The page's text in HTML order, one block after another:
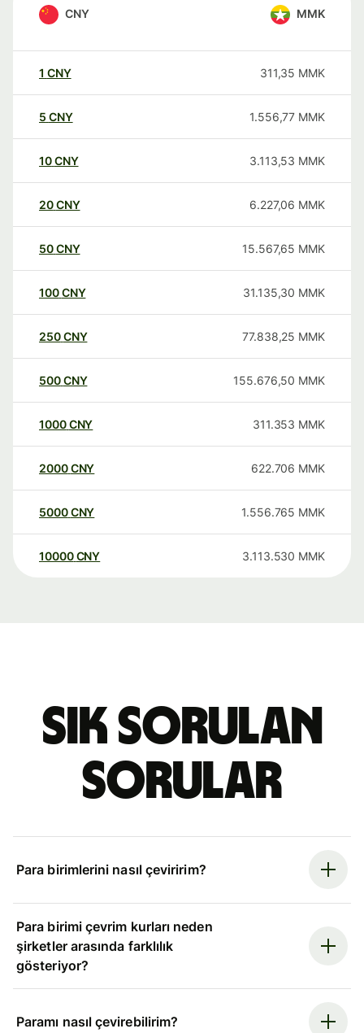
CNY MMK
1 CNY 311,35 MMK
5 CNY 1.556,77 MMK
10CNY 3.113,53 MMK
20CNY 6.227,06 MMK
50CNY 15.567,65 MMK
100CNY 31.135,30 MMK
250CNY 77.838,25 MMK
500CNY 155.676,50 MMK
1000CNY 311.353 MMK
2000CNY 622.706 MMK
5000CNY 1.556.765 MMK
10000 CNY 3.113.530 MMK
Sık sorulan
sorular
Para birimlerini nasıl çeviririm?
Para birimi çevrim kurları neden
şirketler arasında farklılık
gösteriyor?
Paramı nasıl çevirebilirim?